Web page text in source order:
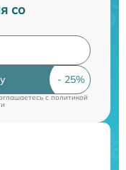
со
cполитикой